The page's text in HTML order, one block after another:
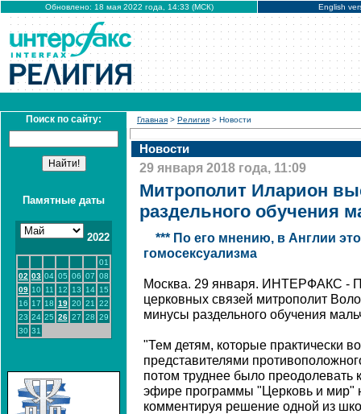
Обновлено: 18 мая 2022 года, 14:33 (МСК) English
Поиск по сайту:
Памятные даты
2022
01
02 03 04 05 06 07 08
09 10 11 12 13 14 15
16 17 18 19 20 21
22
23 24 25 26 27 28 29
30 31
Главная > Религия > Новости
Новости
29 января 2018 года, 11:09
Митрополит Иларион
раздельного обучения
*** По его мнению, в Англии
гомосексуализма
Москва. 29 января. ИНТЕРФАКС -
церковных связей митрополит
минусы раздельного обучения
"Тем детям, которые практически
представителями
потом труднее было преодолевать
эфире программы "Церковь и мир"
комментируя решение одной из